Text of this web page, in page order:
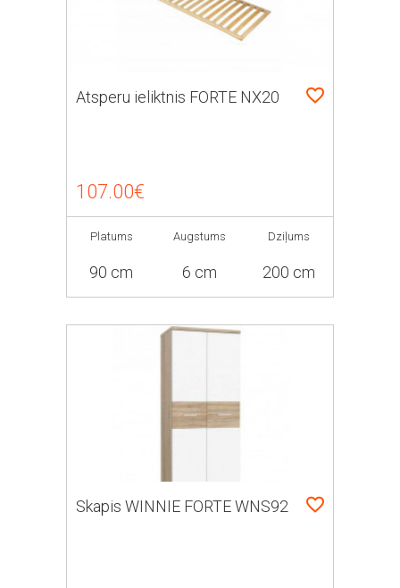
Atsperu ieliktnis FORTE NX20
107.00€
Platums
90 cm
Augstums
6 cm
Dziļums
200 cm
Skapis WINNIE FORTE WNS92